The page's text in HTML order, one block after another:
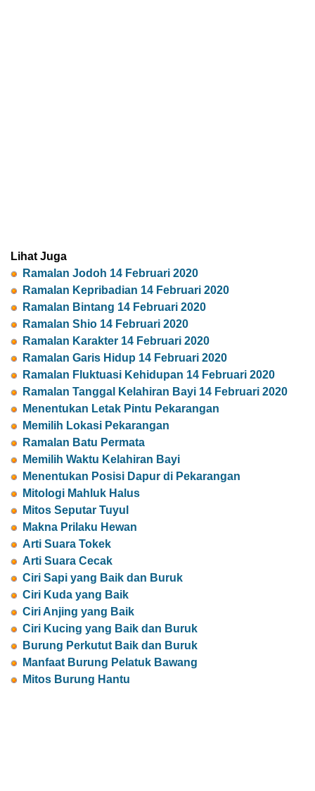
Lihat Juga
Ramalan Jodoh 14 Februari 2020
Ramalan Kepribadian 14 Februari 2020
Ramalan Bintang 14 Februari 2020
Ramalan Shio 14 Februari 2020
Ramalan Karakter 14 Februari 2020
Ramalan Garis Hidup 14 Februari 2020
Ramalan Fluktuasi Kehidupan 14 Februari 2020
Ramalan Tanggal Kelahiran Bayi 14 Februari 2020
Menentukan Letak Pintu Pekarangan
Memilih Lokasi Pekarangan
Ramalan Batu Permata
Memilih Waktu Kelahiran Bayi
Menentukan Posisi Dapur di Pekarangan
Mitologi Mahluk Halus
Mitos Seputar Tuyul
Makna Prilaku Hewan
Arti Suara Tokek
Arti Suara Cecak
Ciri Sapi yang Baik dan Buruk
Ciri Kuda yang Baik
Ciri Anjing yang Baik
Ciri Kucing yang Baik dan Buruk
Burung Perkutut Baik dan Buruk
Manfaat Burung Pelatuk Bawang
Mitos Burung Hantu